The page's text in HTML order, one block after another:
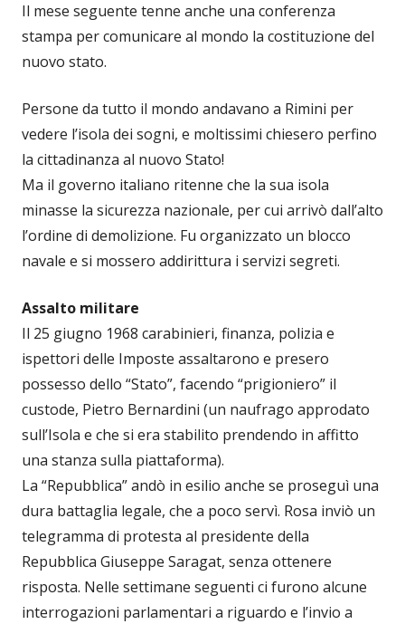
Il mese seguente tenne anche una conferenza
stampa per comunicare al mondo la costituzione del
nuovo stato.
Persone da tutto il mondo andavano a Rimini per
vedere l’isola dei sogni, e moltissimi chiesero perfino
la cittadinanza al nuovo Stato!
Ma il governo italiano ritenne che la sua isola
minasse la sicurezza nazionale, per cui arrivò dall’alto
l’ordine di demolizione. Fu organizzato un blocco
navale e si mossero addirittura i servizi segreti.
Assalto militare
Il 25 giugno 1968 carabinieri, finanza, polizia e
ispettori delle Imposte assaltarono e presero
possesso dello “Stato”, facendo “prigioniero” il
custode, Pietro Bernardini (un naufrago approdato
sull’Isola e che si era stabilito prendendo in affitto
una stanza sulla piattaforma).
La “Repubblica” andò in esilio anche se proseguì una
dura battaglia legale, che a poco servì. Rosa inviò un
telegramma di protesta al presidente della
Repubblica Giuseppe Saragat, senza ottenere
risposta. Nelle settimane seguenti ci furono alcune
interrogazioni parlamentari a riguardo e l’invio a